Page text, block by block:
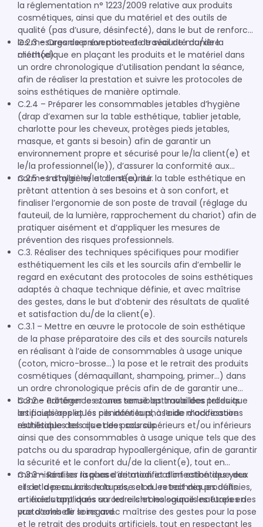
la réglementation n° 1223/2009 relative aux produits
cosmétiques, ainsi que du matériel et des outils de
qualité (pas d’usure, désinfecté), dans le but de renforcer
les mesures de prévention et de sécurité du/de la
client(e).
C.2.3 – Organiser son poste de travail de manière
méthodique en plaçant les produits et le matériel dans
un ordre chronologique d’utilisation pendant la séance,
afin de réaliser la prestation et suivre les protocoles de
soins esthétiques de manière optimale.
C.2.4 – Préparer les consommables jetables d’hygiène
(drap d’examen sur la table esthétique, tablier jetable,
charlotte pour les cheveux, protèges pieds jetables,
masque, et gants si besoin) afin de garantir un
environnement propre et sécurisé pour le/la client(e) et
le/la professionnel(le)), d’assurer la conformité aux
normes d’hygiène et de sécurité.
C.2.5 – Installer le/la client(e) sur la table esthétique en
prêtant attention à ses besoins et à son confort, et
finaliser l’ergonomie de son poste de travail (réglage du
fauteuil, de la lumière, rapprochement du chariot) afin de
pratiquer aisément et d’appliquer les mesures de
prévention des risques professionnels.
C.3. Réaliser des techniques spécifiques pour modifier
esthétiquement les cils et les sourcils afin d’embellir le
regard en exécutant des protocoles de soins esthétiques
adaptés à chaque technique définie, et avec maîtrise
des gestes, dans le but d’obtenir des résultats de qualité
et satisfaction du/de la client(e).
C.3.1 – Mettre en œuvre le protocole de soin esthétique
de la phase préparatoire des cils et des sourcils naturels
en réalisant à l’aide de consommables à usage unique
(coton, micro-brosse…) la pose et le retrait des produits
cosmétiques (démaquillant, shampoing, primer…) dans
un ordre chronologique précis afin de de garantir une
bonne adhérence et une tenue optimale des produits
artificiels appliqués pendant la phase de modification
esthétique des cils et des sourcils.
C.3.2 – Protéger les zones sensibles travaillées telles que
les paupières et les cils inférieurs, à l’aide d’accessoires
réutilisables tels que des pads supérieurs et/ou inférieurs
ainsi que des consommables à usage unique tels que des
patchs ou du sparadrap hypoallergénique, afin de garantir
la sécurité et le confort du/de la client(e), tout en
minimisant les risques d’irritation et d’infection des yeux
et de la peau lors de la pose et du retrait des produits
artificiels appliqués sur les cils et les sourcils naturels en
vue d’embellir le regard.
C.3.3 – Réaliser la phase de modification esthétique des
cils et des sourcils naturels, selon les techniques définies,
en exécutant dans un ordre chronologique les étapes des
protocoles de soins avec maîtrise des gestes pour la pose
et le retrait des produits artificiels, tout en respectant les